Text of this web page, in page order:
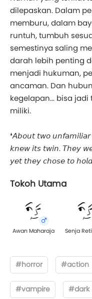
dilepaskan. Dalam
memburu, dalam
runtuh, tumbuh
semestinya saling
darah lebih penting
menjadi hukuman,
ancaman. Dan
kegelapan... bisa
miliki.
❛𝘈𝘣𝘰𝘶𝘵 𝘵𝘸𝘰
𝘬𝘯𝘦𝘸 𝘪𝘵𝘴 𝘵𝘸𝘪𝘯. 𝘛𝘩𝘦𝘺
𝘺𝘦𝘵 𝘵𝘩𝘦𝘺 𝘤𝘩𝘰𝘴𝘦 𝘵𝘰
Tokoh Utama
Awan Maharaja Senja
#horror #action
#vampire #dark